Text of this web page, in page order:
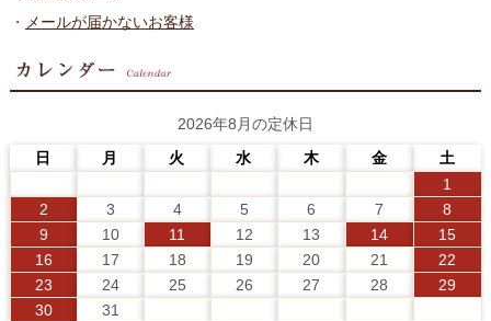
・ メールが届かないお客様
2026年8月の定休日
日
月 火 水 木 金
土
1
2
3 4 5 6 7
8
9
10 11 12 13 14
15
16
17 18 19 20 21
22
23
24 25 26 27 28
29
30
31